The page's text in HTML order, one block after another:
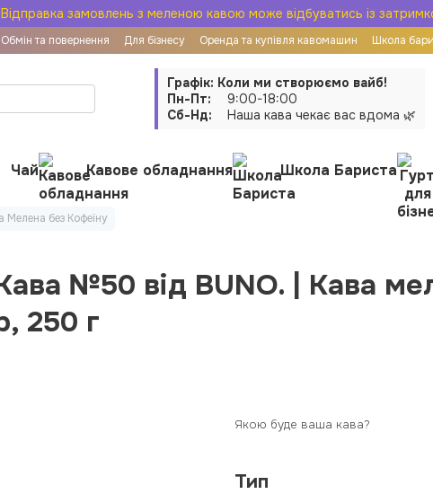
Відправка замовлень з меленою кавою може відбуватись із
Обмін та повернення Для бізнесу Оренда та купівля кавомашин Школа
оферти
Графік: Коли ми створюємо вайб!
Пн-Пт:
9:00-18:00
Сб-Нд:
Наша кава чекає вас вдома 🌿
Чай Кавове обладнання Школа Бариста
Мелена без Кофеїну
№50 від BUNO. | Кава
250 г
Якою буде ваша кава?
Тип